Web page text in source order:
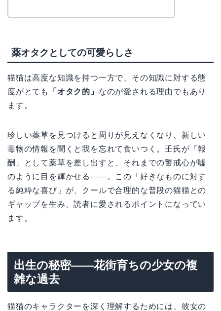
薬オタクとしての可愛らしさ
猫猫は高度な知識を持つ一方で、その知識に対する態
度がとても
「オタク的」 なのが愛される理由でもあり
ます。
珍しい薬草を見つけると周りが見えなくなり、新しい
毒物の情報を聞くと我を忘れて食いつく。壬氏が「報
酬」として薬草を差し出すと、それまでの警戒心が嘘
のように目を輝かせる——。この「好きなものに対す
る純粋な喜び」が、クールで合理的な普段の猫猫との
ギャップを生み、読者に愛されるポイントになってい
ます。
出生の秘密——花街育ちの少女の複
雑な過去
猫猫のキャラクターを深く理解するためには、彼女の